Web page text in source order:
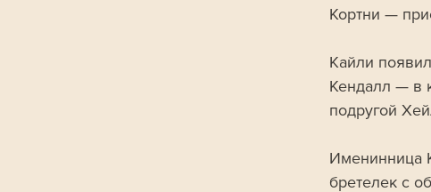
Кортни —
Кайли
Кендалл — в
подругой
Именинница
бретелек с